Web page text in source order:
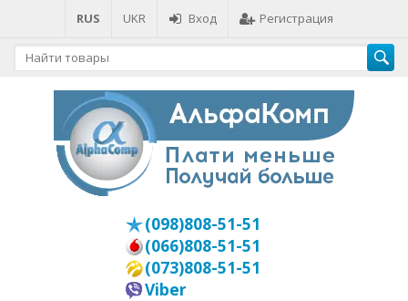
RUS UKR Вход Регистрация
(098)808-51-51
(066)808-51-51
(073)808-51-51
Viber